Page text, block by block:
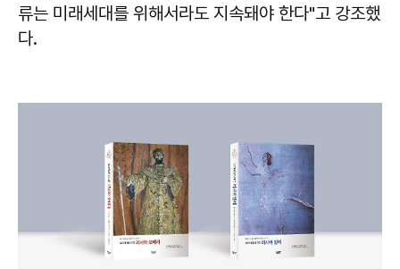
류는 미래세대를 위해서라도 지속돼야 한다"고 강조했
다.